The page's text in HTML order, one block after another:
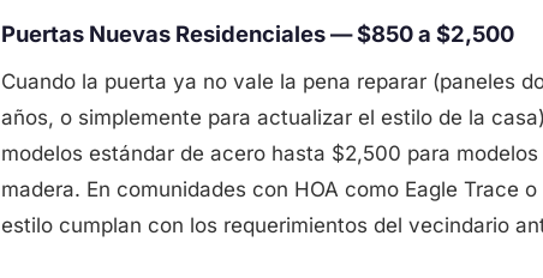
Puertas Nuevas Residenciales — $850 a $2,500
Cuando la puerta ya no vale la pena reparar (paneles
años, o simplemente para actualizar el estilo de la
modelos estándar de acero hasta $2,500 para
madera. En comunidades con HOA como Eagle Trace
estilo cumplan con los requerimientos del vecindario